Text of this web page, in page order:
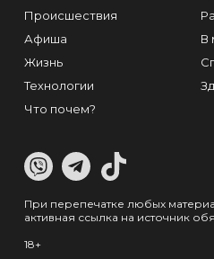
Происшествия
Афиша
Жизнь
Технологии
Что почем?
В
При перепечатке любых
активная ссылка на источник
18+